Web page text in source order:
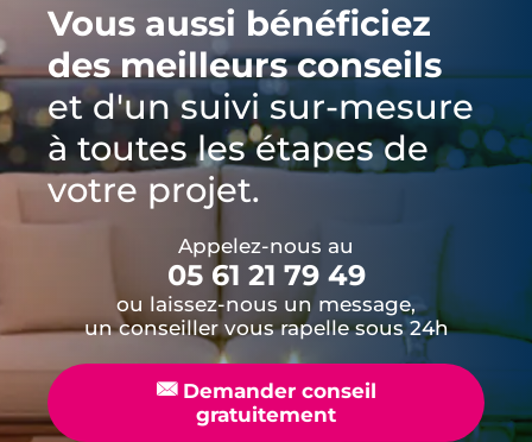
Vous aussi bénéficiez
des meilleurs conseils
et d'un suivi sur-mesure
à toutes les étapes de
votre projet.
Appelez-nous au
05 61 21 79 49
ou laissez-nous un message,
un conseiller vous rapelle sous 24h
📧Demander conseil
gratuitement